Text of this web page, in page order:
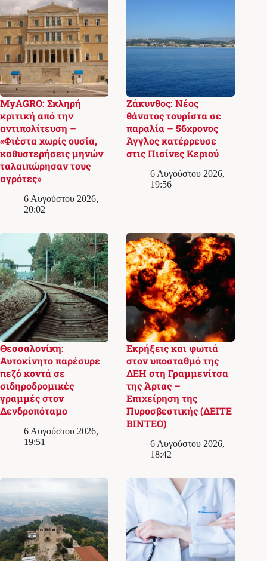
MyAGRO: Σκληρή
κριτική από την
αντιπολίτευση –
«Φιέστα χωρίς ουσία,
καθυστερήσεις μηνών
ταλαιπώρησαν τους
αγρότες»
6 Αυγούστου 2026,
20:02
Ζάκυνθος: Νέος
θάνατος τουρίστα σε
παραλία – 56χρονος
Άγγλος κατέρρευσε
στις Πισίνες Κεριού
6 Αυγούστου 2026,
19:56
Θεσσαλονίκη:
Αυτοκίνητο παρέσυρε
πεζό κοντά σε
σιδηροδρομικές
γραμμές στον
Δενδροπόταμο
6 Αυγούστου 2026,
19:51
Εκρήξεις και φωτιά
στον υποσταθμό της
ΔΕΗ στη Γραμμενίτσα
της Άρτας –
Επιχείρηση της
Πυροσβεστικής (ΔΕΙΤΕ
ΒΙΝΤΕΟ)
6 Αυγούστου 2026,
18:42